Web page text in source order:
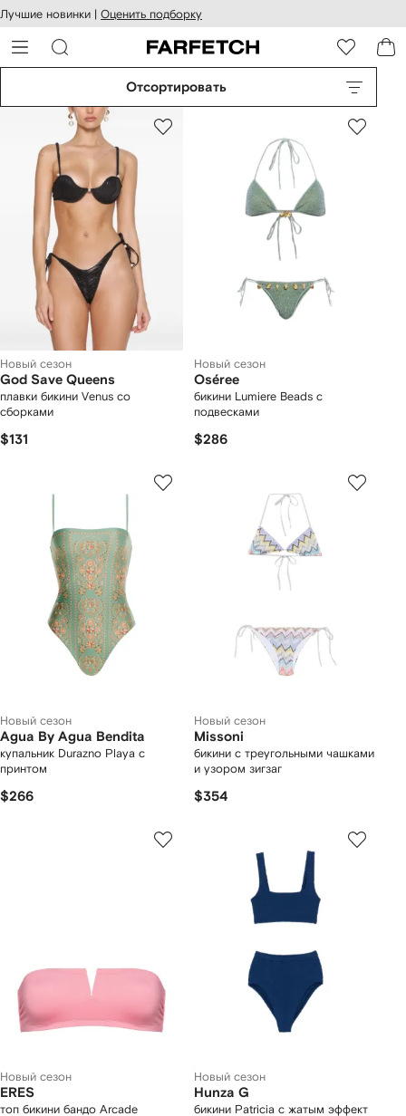
к
Лучшие новинки | Оценить подборку
Отсортировать
Новый сезон
God Save Queens
плавки бикини Venus со
сборками
$131
Новый сезон
Oséree
бикини Lumiere Beads с
подвесками
$286
Новый сезон
Agua By Agua Bendita
купальник Durazno Playa с
принтом
$266
Новый сезон
Missoni
бикини с треугольными чашками
и узором зигзаг
$354
Новый сезон
ERES
топ бикини бандо Arcade
Новый сезон
Hunza G
бикини Patricia с жатым эффект